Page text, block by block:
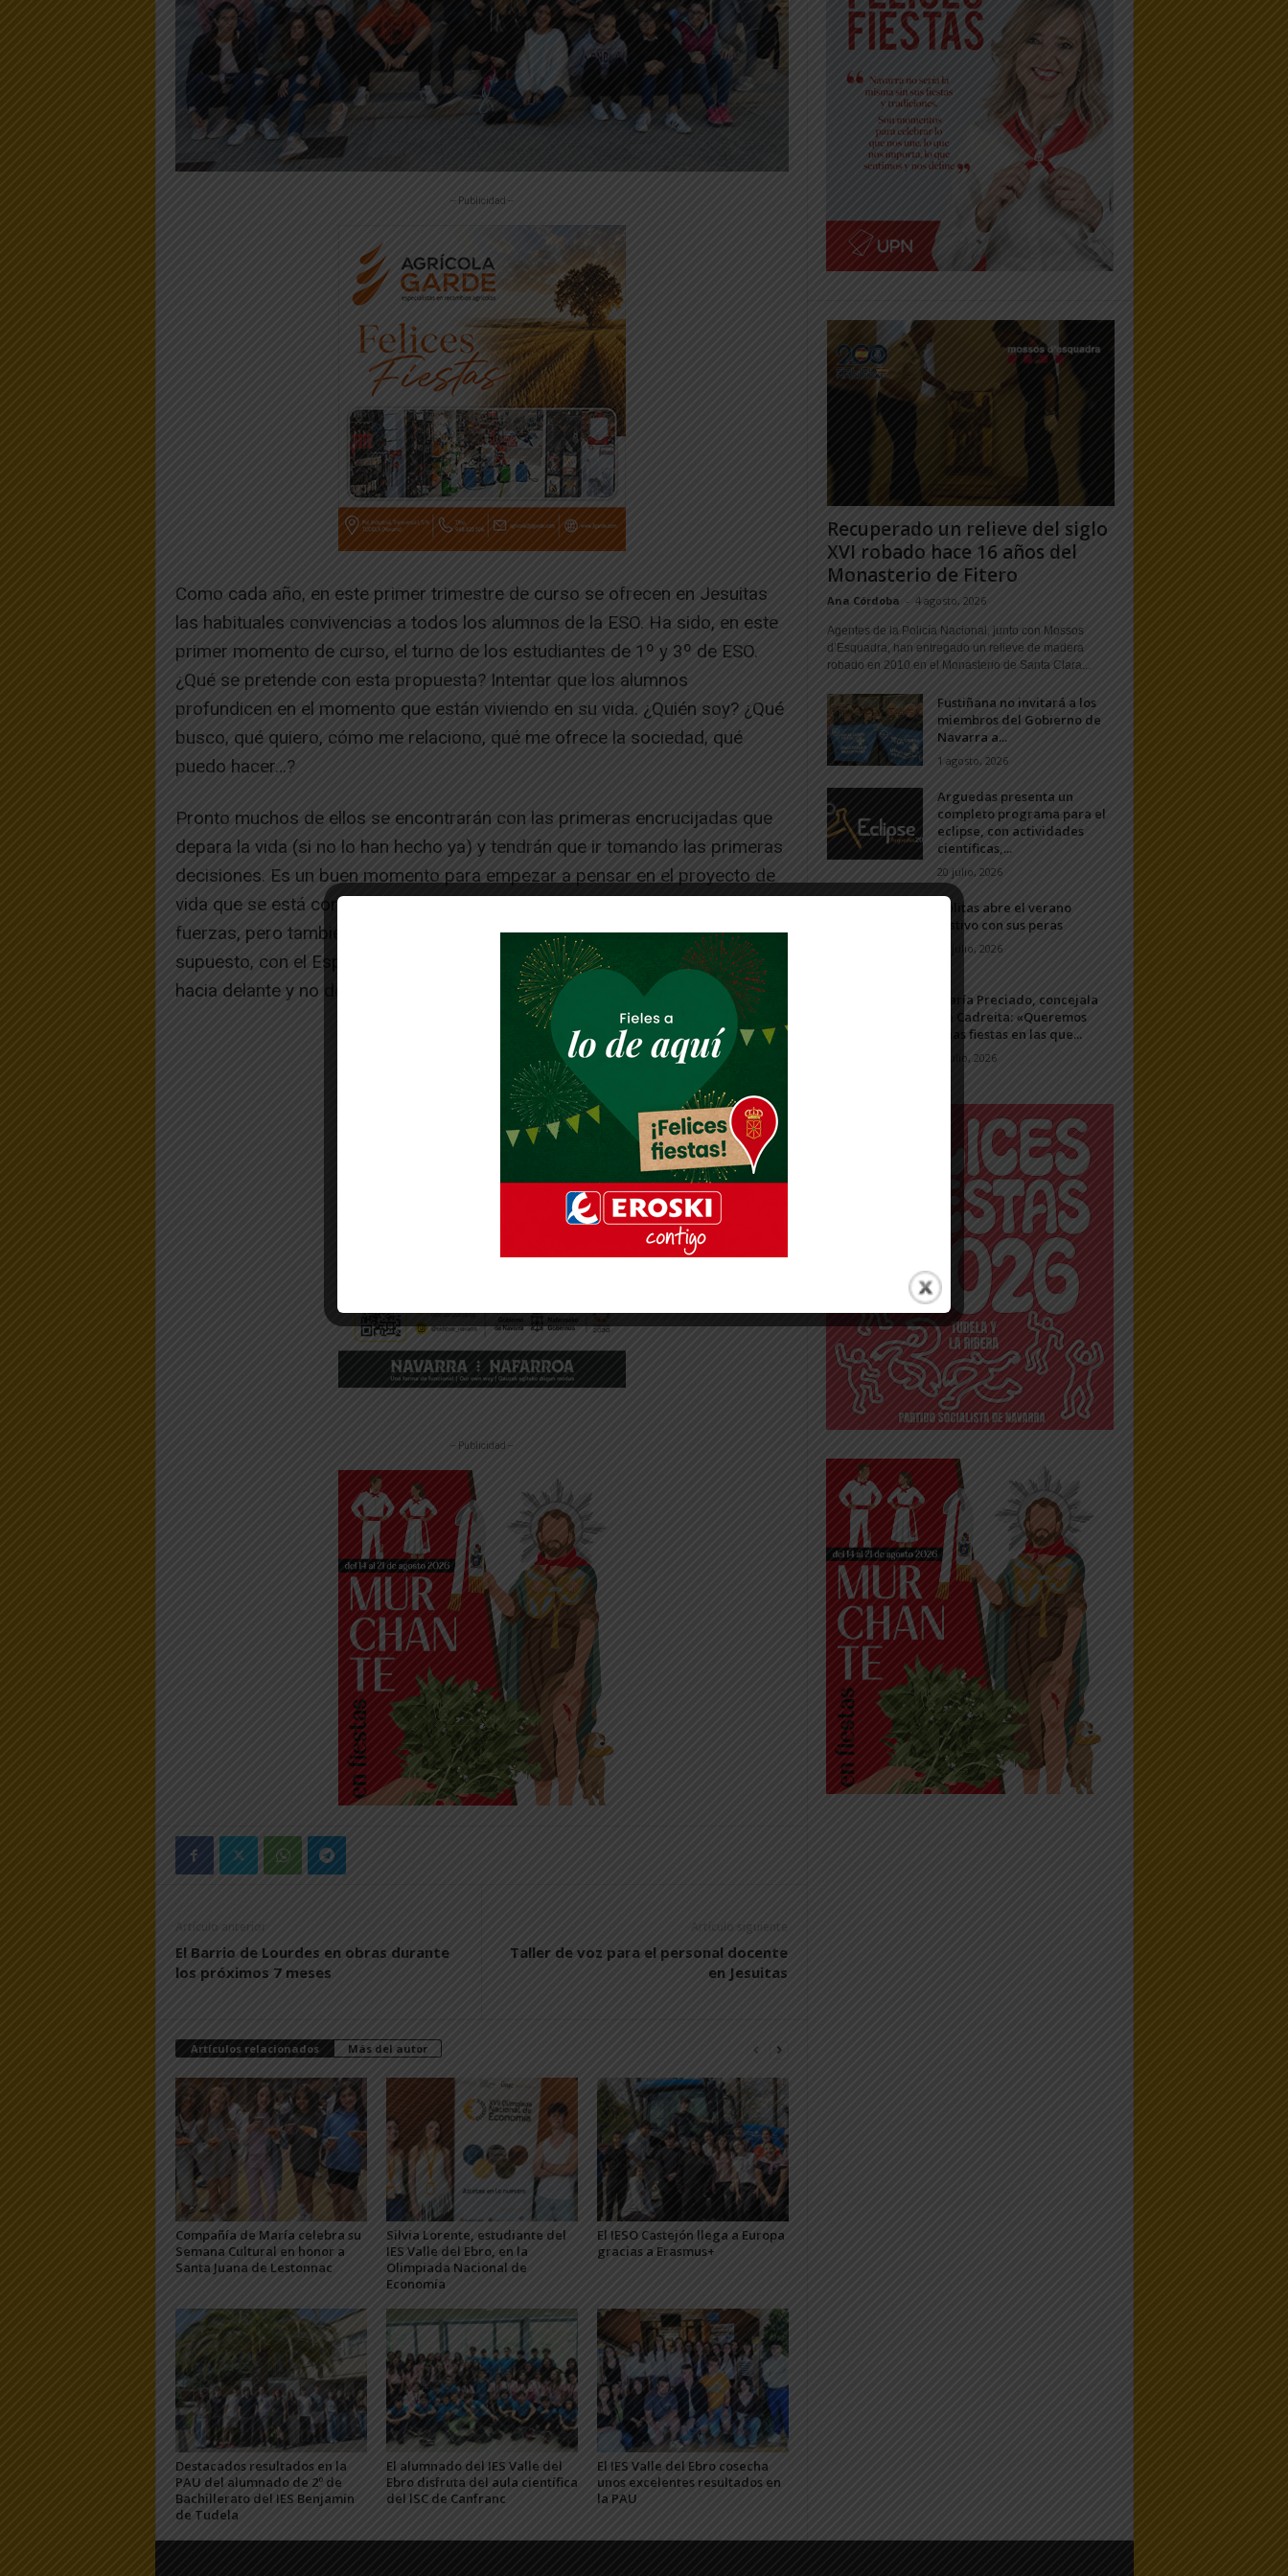
-- Publicidad --
Como cada año, en este primer trimestre de curso se ofrecen en Jesuitas
las habituales convivencias a todos los alumnos de la ESO. Ha sido, en este
primer momento de curso, el turno de los estudiantes de 1º y 3º de ESO.
¿Qué se pretende con esta propuesta? Intentar que los alumnos
profundicen en el momento que están viviendo en su vida. ¿Quién soy? ¿Qué
busco, qué quiero, cómo me relaciono, qué me ofrece la sociedad, qué
puedo hacer…?
Pronto muchos de ellos se encontrarán con las primeras encrucijadas que
depara la vida (si no lo han hecho ya) y tendrán que ir tomando las primeras
decisiones. Es un buen momento para empezar a pensar en el proyecto de
vida que se está construyendo. En ese proyecto se cuenta con las propias
fuerzas, pero también con la ayuda de la familia, de los compañeros y, por
supuesto, con el Espíritu de Jesús que es el que impulsa a lanzarse siempre
hacia delante y no desfallecer. ¡Buena experiencia!
-- Publicidad --
Artículo anterior
El Barrio de Lourdes en obras durante
los próximos 7 meses
Artículo siguiente
Taller de voz para el personal docente
en Jesuitas
Artículos relacionados Más del autor
Compañía de María celebra su
Semana Cultural en honor a
Santa Juana de Lestonnac
Silvia Lorente, estudiante del
IES Valle del Ebro, en la
Olimpiada Nacional de
Economía
El IESO Castejón llega a Europa
gracias a Erasmus+
Destacados resultados en la
PAU del alumnado de 2º de
Bachillerato del IES Benjamín
de Tudela
El alumnado del IES Valle del
Ebro disfruta del aula científica
del lSC de Canfranc
El IES Valle del Ebro cosecha
unos excelentes resultados en
la PAU
Recuperado un relieve del siglo
XVI robado hace 16 años del
Monasterio de Fitero
Ana Córdoba - 4 agosto, 2026
Agentes de la Policía Nacional, junto con Mossos
d’Esquadra, han entregado un relieve de madera
robado en 2010 en el Monasterio de Santa Clara...
Fustiñana no invitará a los
miembros del Gobierno de
Navarra a...
1 agosto, 2026
Arguedas presenta un
completo programa para el
eclipse, con actividades
científicas,...
20 julio, 2026
Ablitas abre el verano
festivo con sus peras
11 julio, 2026
María Preciado, concejala
de Cadreita: «Queremos
unas fiestas en las que...
7 julio, 2026